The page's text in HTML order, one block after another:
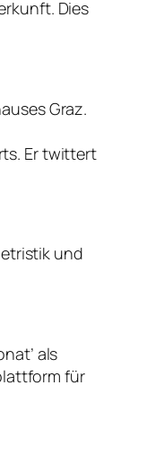
Dies
Graz.
Er twittert
und
als
für